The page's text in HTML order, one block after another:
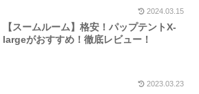
2024.03.15
【スームルーム】格安！パップテントX-
largeがおすすめ！徹底レビュー！
2023.03.23